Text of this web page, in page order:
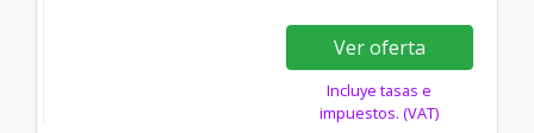
Ver oferta
Incluye tasas e
impuestos. (VAT)